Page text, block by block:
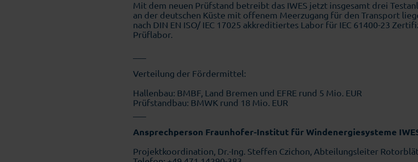
Mit dem neuen Prüfstand betreibt das IWES jetzt insgesamt drei
an der deutschen Küste mit offenem Meerzugang für den Transport
nach DIN EN ISO/ IEC 17025 akkreditiertes Labor für IEC 61400-23
Prüflabor.
Verteilung der Fördermittel:
Hallenbau: BMBF, Land Bremen und EFRE rund 5 Mio. EUR
Prüfstandbau: BMWK rund 18 Mio. EUR
Ansprechperson Fraunhofer-Institut für Windenergiesysteme
Projektkoordination, Dr.-Ing. Steffen Czichon, Abteilungsleiter